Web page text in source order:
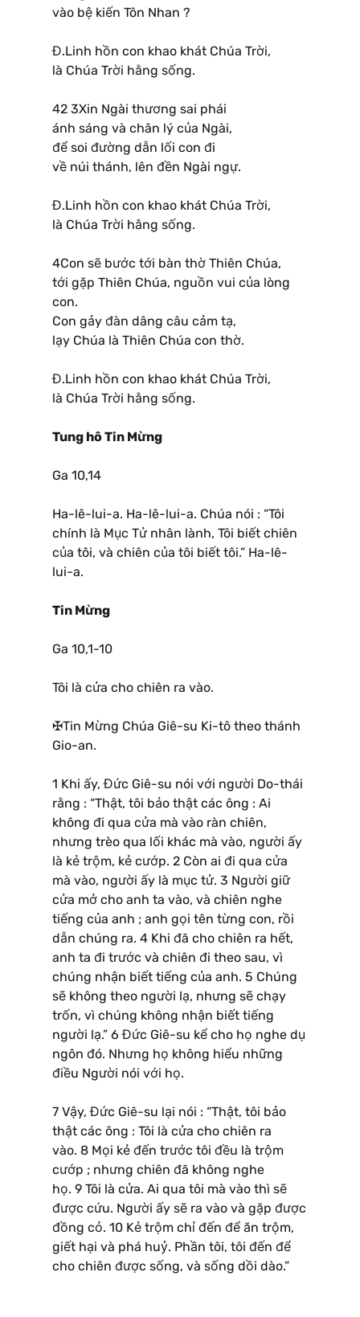
vào bệ kiến Tôn Nhan ?
Đ.Linh hồn con khao khát Chúa Trời,
là Chúa Trời hằng sống.
42 3Xin Ngài thương sai phái
ánh sáng và chân lý của Ngài,
để soi đường dẫn lối con đi
về núi thánh, lên đền Ngài ngự.
Đ.Linh hồn con khao khát Chúa Trời,
là Chúa Trời hằng sống.
4Con sẽ bước tới bàn thờ Thiên Chúa,
tới gặp Thiên Chúa, nguồn vui của lòng
con.
Con gảy đàn dâng câu cảm tạ,
lạy Chúa là Thiên Chúa con thờ.
Đ.Linh hồn con khao khát Chúa Trời,
là Chúa Trời hằng sống.
Tung hô Tin Mừng
Ga 10,14
Ha-lê-lui-a. Ha-lê-lui-a. Chúa nói : “Tôi
chính là Mục Tử nhân lành, Tôi biết chiên
của tôi, và chiên của tôi biết tôi.” Ha-lê-
lui-a.
Tin Mừng
Ga 10,1-10
Tôi là cửa cho chiên ra vào.
✠Tin Mừng Chúa Giê-su Ki-tô theo thánh
Gio-an.
1 Khi ấy, Đức Giê-su nói với người Do-thái
rằng : “Thật, tôi bảo thật các ông : Ai
không đi qua cửa mà vào ràn chiên,
nhưng trèo qua lối khác mà vào, người ấy
là kẻ trộm, kẻ cướp. 2 Còn ai đi qua cửa
mà vào, người ấy là mục tử. 3 Người giữ
cửa mở cho anh ta vào, và chiên nghe
tiếng của anh ; anh gọi tên từng con, rồi
dẫn chúng ra. 4 Khi đã cho chiên ra hết,
anh ta đi trước và chiên đi theo sau, vì
chúng nhận biết tiếng của anh. 5 Chúng
sẽ không theo người lạ, nhưng sẽ chạy
trốn, vì chúng không nhận biết tiếng
người lạ.” 6 Đức Giê-su kể cho họ nghe dụ
ngôn đó. Nhưng họ không hiểu những
điều Người nói với họ.
7 Vậy, Đức Giê-su lại nói : “Thật, tôi bảo
thật các ông : Tôi là cửa cho chiên ra
vào. 8 Mọi kẻ đến trước tôi đều là trộm
cướp ; nhưng chiên đã không nghe
họ. 9 Tôi là cửa. Ai qua tôi mà vào thì sẽ
được cứu. Người ấy sẽ ra vào và gặp được
đồng cỏ. 10 Kẻ trộm chỉ đến để ăn trộm,
giết hại và phá huỷ. Phần tôi, tôi đến để
cho chiên được sống, và sống dồi dào.”